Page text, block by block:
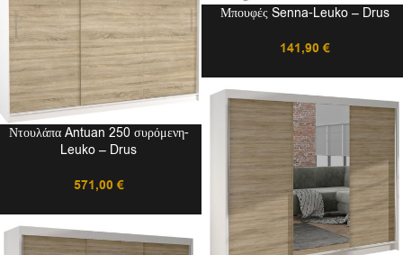
Μπουφές Senna-Leuko – Drus
141,90 €
Ντουλάπα Antuan 250 συρόμενη-
Leuko – Drus
571,00 €